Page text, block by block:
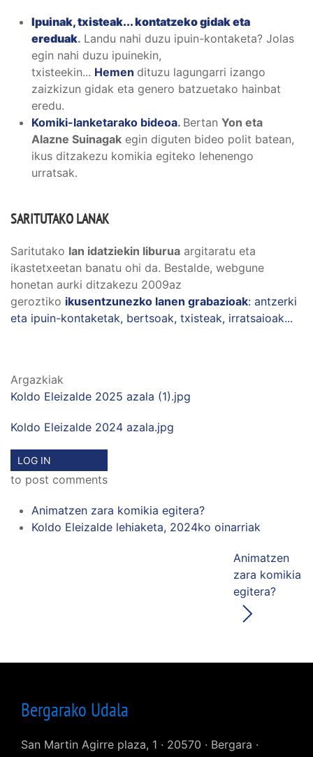
Ipuinak, txisteak... kontatzeko gidak eta
ereduak. Landu nahi duzu ipuin-kontaketa? Jolas
egin nahi duzu ipuinekin,
txisteekin... Hemen dituzu lagungarri izango
zaizkizun gidak eta genero batzuetako hainbat
eredu.
Komiki-lanketarako bideoa. Bertan Yon eta
Alazne Suinagak egin diguten bideo polit batean,
ikus ditzakezu komikia egiteko lehenengo
urratsak.
SARITUTAKO LANAK
Saritutako lan idatziekin liburua argitaratu eta
ikastetxeetan banatu ohi da. Bestalde, webgune
honetan aurki ditzakezu 2009az
geroztiko ikusentzunezko lanen grabazioak: antzerki
eta ipuin-kontaketak, bertsoak, txisteak, irratsaioak...
Argazkiak
Koldo Eleizalde 2025 azala (1).jpg
Koldo Eleizalde 2024 azala.jpg
LOG IN
to post comments
Animatzen zara komikia egitera?
Koldo Eleizalde lehiaketa, 2024ko oinarriak
Animatzen
zara komikia
egitera?
Bergarako Udala
San Martin Agirre plaza, 1 · 20570 · Bergara ·